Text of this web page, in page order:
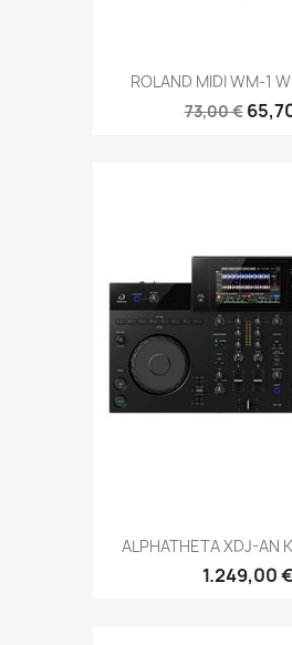
ROLAND MIDI WM-1
73,00 €
ALPHATHETA XDJ-AN
1.249,00 €